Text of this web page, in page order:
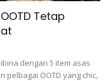
sikit cara masuk
Tetap
dengan 5 item asas
pelbagai OOTD yang chic,